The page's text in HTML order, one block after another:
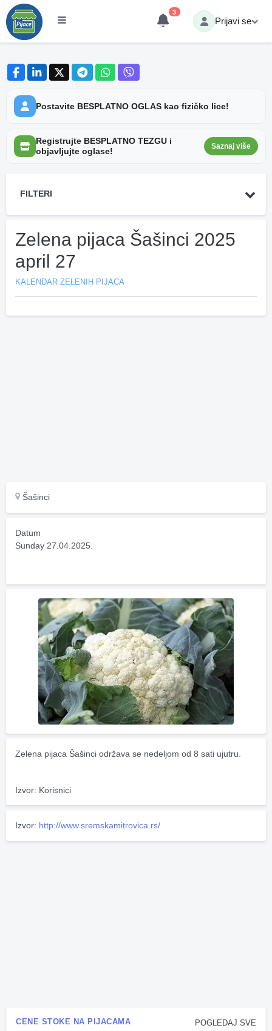
3
Prijavi se
Postavite BESPLATNO OGLAS kao fizičko lice!
Registrujte BESPLATNO TEZGU i
objavljujte oglase!
Saznaj više
FILTERI
Zelena pijaca Šašinci 2025
april 27
KALENDAR ZELENIH PIJACA
Šašinci
Datum
Sunday 27.04.2025.
Zelena pijaca Šašinci održava se nedeljom od 8 sati ujutru.
Izvor: Korisnici
Izvor: http://www.sremskamitrovica.rs/
POGLEDAJ SVE
CENE STOKE NA PIJACAMA